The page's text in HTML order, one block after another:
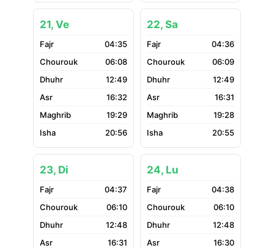
21, Ve
04:35
06:08
12:49
16:32
19:29
20:56
22, Sa
04:36
06:09
12:49
16:31
19:28
20:55
23, Di
04:37
06:10
12:48
16:31
24, Lu
04:38
06:10
12:48
16:30